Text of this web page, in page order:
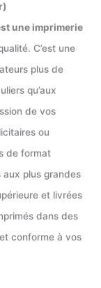
une imprimerie
C’est une
plus de
qu’aux
de vos
ou
de format
aux plus grandes
et livrées
dans des
conforme à vos